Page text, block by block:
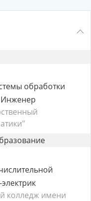
обработки
Инженер
колледж имени